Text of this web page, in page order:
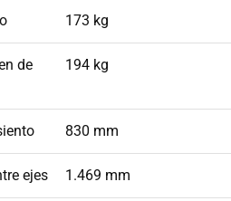
173 kg
de
194 kg
830 mm
ejes 1.469 mm